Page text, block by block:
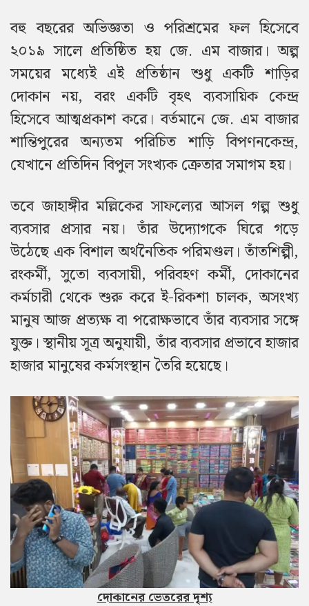
বহু বছরের অভিজ্ঞতা ও পরিশ্রমের ফল হিসেবে
২০১৯ সালে প্রতিষ্ঠিত হয় জে. এম বাজার। অল্প
সময়ের মধ্যেই এই প্রতিষ্ঠান শুধু একটি শাড়ির
দোকান নয়, বরং একটি বৃহৎ ব্যবসায়িক কেন্দ্র
হিসেবে আত্মপ্রকাশ করে। বর্তমানে জে. এম বাজার
শান্তিপুরের অন্যতম পরিচিত শাড়ি বিপণনকেন্দ্র,
যেখানে প্রতিদিন বিপুল সংখ্যক ক্রেতার সমাগম হয়।
তবে জাহাঙ্গীর মল্লিকের সাফল্যের আসল গল্প শুধু
ব্যবসার প্রসার নয়। তাঁর উদ্যোগকে ঘিরে গড়ে
উঠেছে এক বিশাল অর্থনৈতিক পরিমণ্ডল। তাঁতশিল্পী,
রংকর্মী, সুতো ব্যবসায়ী, পরিবহণ কর্মী, দোকানের
কর্মচারী থেকে শুরু করে ই-রিকশা চালক, অসংখ্য
মানুষ আজ প্রত্যক্ষ বা পরোক্ষভাবে তাঁর ব্যবসার সঙ্গে
যুক্ত। স্থানীয় সূত্র অনুযায়ী, তাঁর ব্যবসার প্রভাবে হাজার
হাজার মানুষের কর্মসংস্থান তৈরি হয়েছে।
দোকানের ভেতরের দৃশ্য